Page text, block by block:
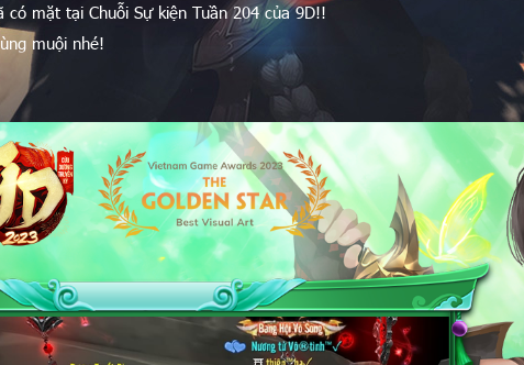
mặt tại Chuỗi Sự kiện Tuần 204 của 9D!!
muội nhé!